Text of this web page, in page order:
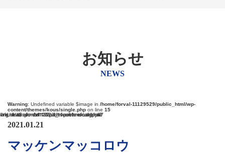
お知らせ
NEWS
Warning: Undefined variable $image in /home/forval-11129529/public_html/wp-
content/themes/kous/single.php on line 15
: Undefined variable $image in/home/forval-11129529/public_html/wp-content/themes/kous/single.phpon line27
2021.01.21
マッケンマッコロウ